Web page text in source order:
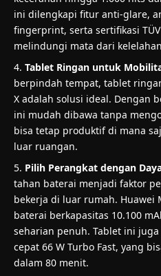
ini dilengkapi fitur anti-glare,
fingerprint, serta sertifikasi
melindungi mata dari
Tablet Ringan untuk
berpindah tempat, tablet
X adalah solusi ideal. Dengan
ini mudah dibawa tanpa
bisa tetap produktif di mana
luar ruangan.
Pilih Perangkat dengan
tahan baterai menjadi faktor
bekerja di luar rumah. Huawei
baterai berkapasitas 10.100
seharian penuh. Tablet ini
cepat 66 W Turbo Fast, yang
dalam 80 menit.